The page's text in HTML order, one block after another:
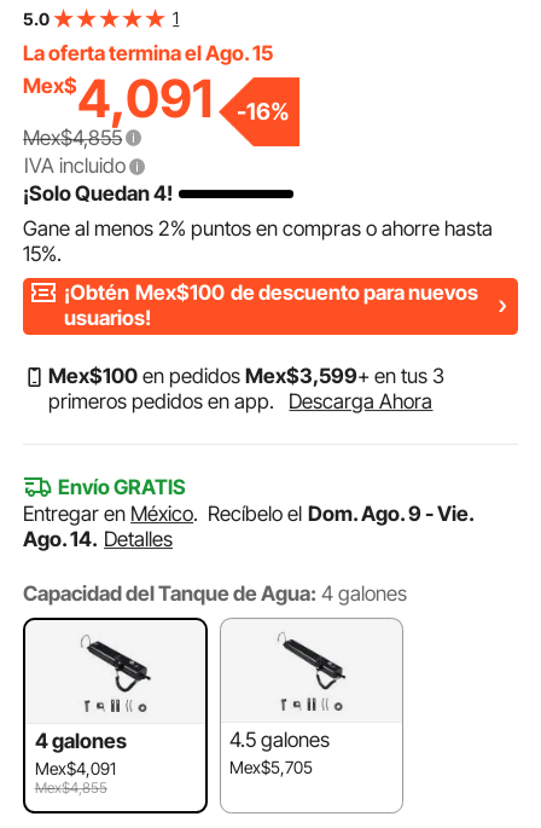
paneles antisalpicaduras y ranura en T, tanque de
aluminio de alta capacidad con puerto de presurización,
apto para maleteros, barras antivuelco y travesaños.
5.0 1
La oferta termina el Ago. 15
Mex$4,091
Mex$4,855
-16%
IVA incluido
¡Solo Quedan 4!
Gane al menos 2% puntos en compras o ahorre hasta
15%.
¡Obtén Mex$100 de descuento para nuevos
usuarios!
Mex$100en pedidosMex$3,599+ en tus 3
primeros pedidos en app. Descarga Ahora
Envío GRATIS
Entregar en México. Recíbelo el Dom. Ago. 9 - Vie.
Ago. 14. Detalles
Capacidad del Tanque de Agua: 4 galones
4 galones
Mex$4,091
Mex$4,855
4.5 galones
Mex$5,705